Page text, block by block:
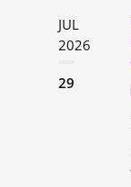
JUL
2026
29